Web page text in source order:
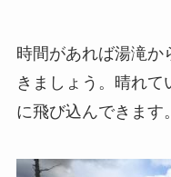
時間があれば湯滝か
きましょう。晴れ
に飛び込んできます。